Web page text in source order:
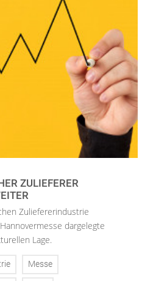
ZULIEFERER
Zuliefererindustrie
dargelegte
Lage.
Messe